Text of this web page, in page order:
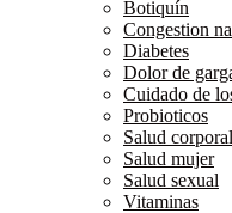
Botiquín
Congestion
Diabetes
Dolor de
Cuidado de
Probioticos
Salud corporal
Salud mujer
Salud sexual
Vitaminas